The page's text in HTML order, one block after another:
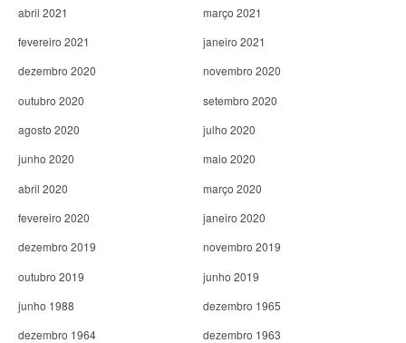
abril 2021
março 2021
fevereiro 2021
janeiro 2021
dezembro 2020
novembro 2020
outubro 2020
setembro 2020
agosto 2020
julho 2020
junho 2020
maio 2020
abril 2020
março 2020
fevereiro 2020
janeiro 2020
dezembro 2019
novembro 2019
outubro 2019
junho 2019
junho 1988
dezembro 1965
dezembro 1964
dezembro 1963